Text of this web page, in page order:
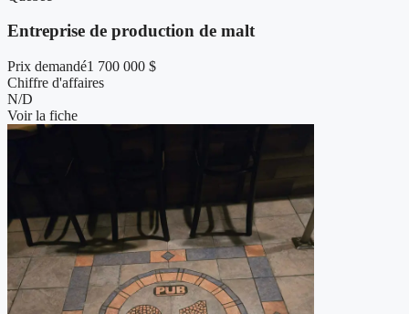
Entreprise de production de malt
Prix demandé1 700 000 $
Chiffre d'affaires
N/D
Voir la fiche